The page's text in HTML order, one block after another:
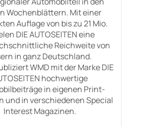
Wochenblättern. Mit einer
Auflage von bis zu 21 Mio.
DIE AUTOSEITEN eine
Reichweite von
in ganz Deutschland.
WMD mit der Marke DIE
hochwertige
in eigenen Print-
und in verschiedenen Special
Interest Magazinen.